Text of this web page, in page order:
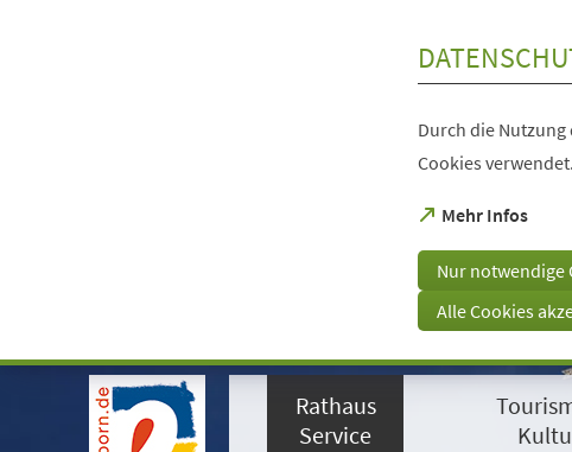
Assistenzsoftware
Durch die
Cookies verwendet.
Mehr Infos
(Öffnet
einem
neuen
Tab)
Nur notwendige
Alle Cookies
Rathaus
Service